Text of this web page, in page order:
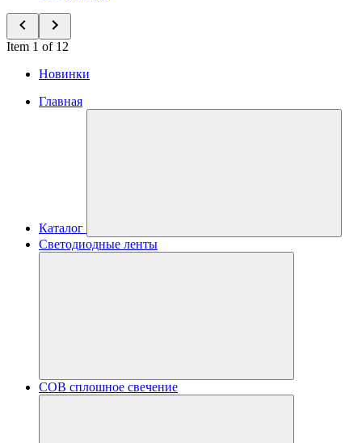
Item 1 of 12
Новинки
Главная
Каталог
Светодиодные ленты
COB сплошное свечение